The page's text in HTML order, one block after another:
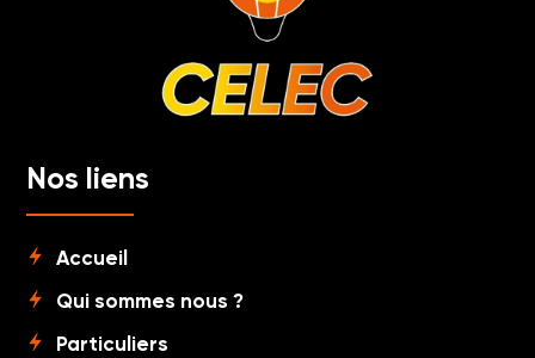
Nos liens
Accueil
Qui sommes nous ?
Particuliers